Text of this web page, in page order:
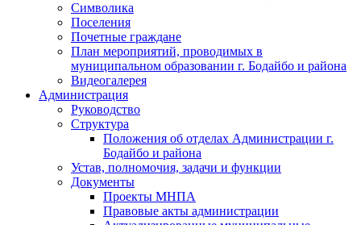
Символика
Поселения
Почетные граждане
План мероприятий, проводимых в
муниципальном образовании г. Бодайбо и района
Видеогалерея
Администрация
Руководство
Структура
Положения об отделах Администрации г.
Бодайбо и района
Устав, полномочия, задачи и функции
Документы
Проекты МНПА
Правовые акты администрации